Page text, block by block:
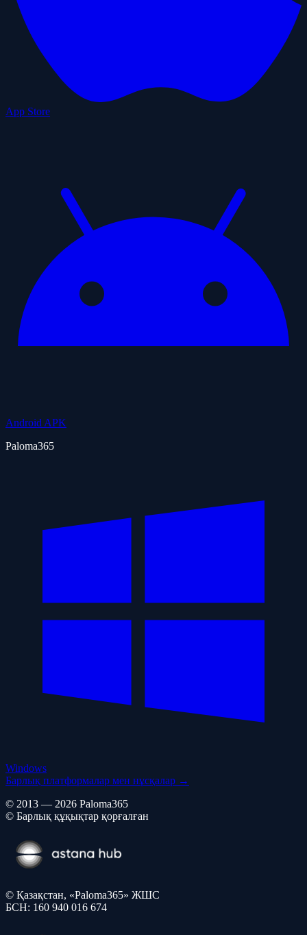
App Store
Android APK
Paloma365
Windows
Барлық платформалар мен нұсқалар →
© 2013 — 2026 Paloma365
© Барлық құқықтар қорғалған
© Қазақстан, «Paloma365» ЖШС
БСН: 160 940 016 674